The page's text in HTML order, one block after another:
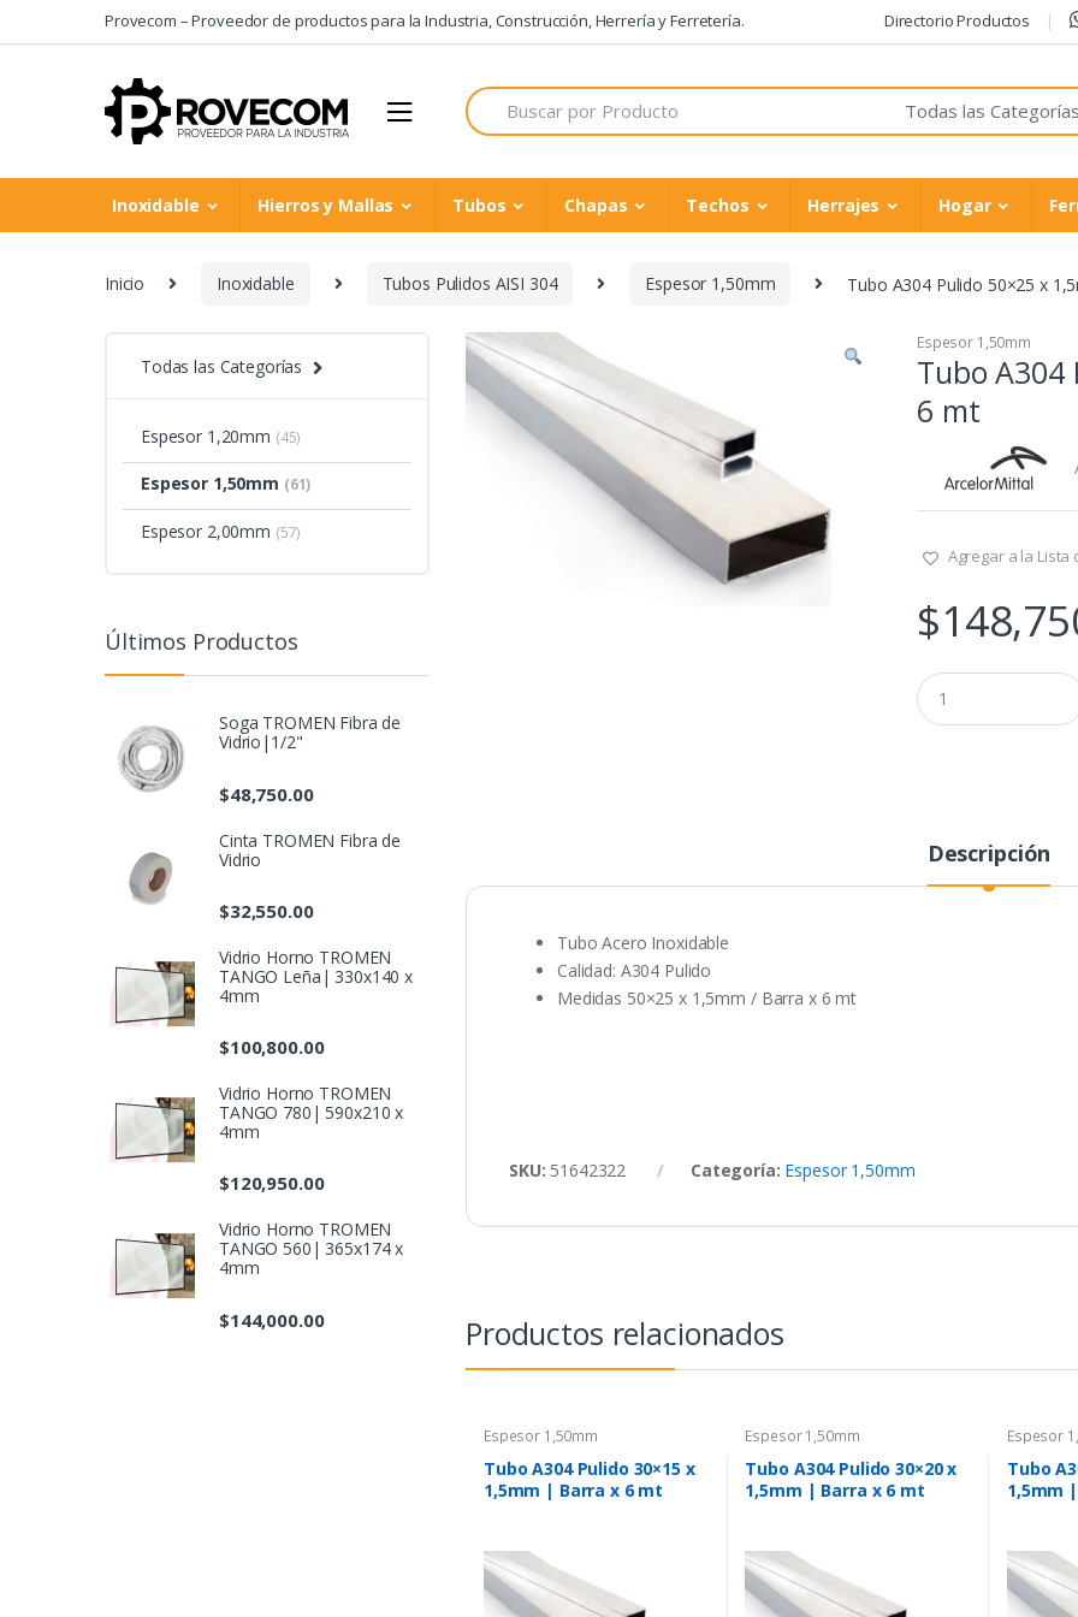
to
to
Provecom – Proveedor de productos para la Industria, Construcción, Herrería y Ferretería. Directorio Productos
Search
for:
Inoxidable Hierros y Mallas Tubos Chapas Techos Herrajes Hogar
Inicio Inoxidable Tubos Pulidos AISI 304 Espesor 1,50mm Tubo A304 Pulido 50×25 x
Espesor 1,50mm
Tubo
6 mt
Agregar a la Lista
$
Q
u
a
Descripción
Tubo Acero Inoxidable
Calidad: A304 Pulido
Medidas 50×25 x 1,5mm / Barra x 6 mt
SKU: 51642322 Categoría: Espesor 1,50mm
Productos relacionados
Espesor 1,50mm
Tubo A304 Pulido 30×15 x
1,5mm | Barra x 6 mt
Espesor 1,50mm
Tubo A304 Pulido 30×20 x
1,5mm | Barra x 6 mt
Espesor
Tubo
1,5mm
Todas las Categorías
Espesor 1,20mm (45)
Espesor 1,50mm (61)
Espesor 2,00mm (57)
Últimos Productos
Soga TROMEN Fibra de
Vidrio|1/2"
$48,750.00
Cinta TROMEN Fibra de
Vidrio
$32,550.00
Vidrio Horno TROMEN
TANGO Leña| 330x140 x
4mm
$100,800.00
Vidrio Horno TROMEN
TANGO 780| 590x210 x
4mm
$120,950.00
Vidrio Horno TROMEN
TANGO 560| 365x174 x
4mm
$144,000.00